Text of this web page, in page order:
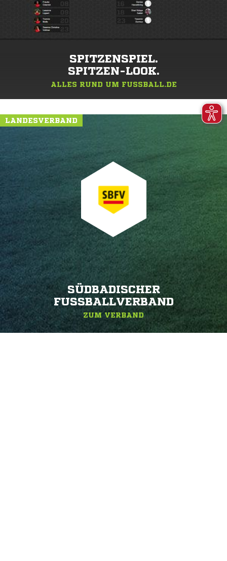
SPITZENSPIEL.
SPITZEN-LOOK.
ALLES RUND UM FUSSBALL.DE
LANDESVERBAND
SÜDBADISCHER
FUSSBALLVERBAND
ZUM VERBAND